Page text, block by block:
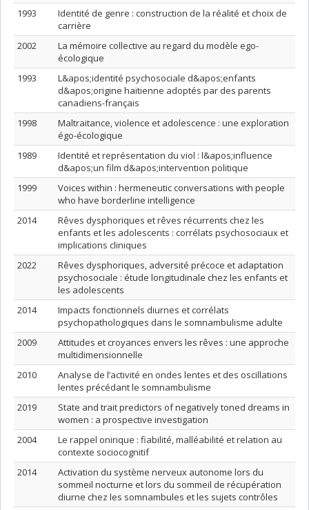
1993
Identité de genre : construction de la réalité et choix de
carrière
2002
La mémoire collective au regard du modèle ego-
écologique
1993
L&apos;identité psychosociale d&apos;enfants
d&apos;origine haïtienne adoptés par des parents
canadiens-français
1998
Maltraitance, violence et adolescence : une exploration
égo-écologique
1989
Identité et représentation du viol : l&apos;influence
d&apos;un film d&apos;intervention politique
1999
Voices within : hermeneutic conversations with people
who have borderline intelligence
2014
Rêves dysphoriques et rêves récurrents chez les
enfants et les adolescents : corrélats psychosociaux et
implications cliniques
2022
Rêves dysphoriques, adversité précoce et adaptation
psychosociale : étude longitudinale chez les enfants et
les adolescents
2014
Impacts fonctionnels diurnes et corrélats
psychopathologiques dans le somnambulisme adulte
2009
Attitudes et croyances envers les rêves : une approche
multidimensionnelle
2010
Analyse de l’activité en ondes lentes et des oscillations
lentes précédant le somnambulisme
2019
State and trait predictors of negatively toned dreams in
women : a prospective investigation
2004
Le rappel onirique : fiabilité, malléabilité et relation au
contexte sociocognitif
2014
Activation du système nerveux autonome lors du
sommeil nocturne et lors du sommeil de récupération
diurne chez les somnambules et les sujets contrôles